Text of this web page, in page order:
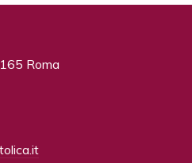
Roma